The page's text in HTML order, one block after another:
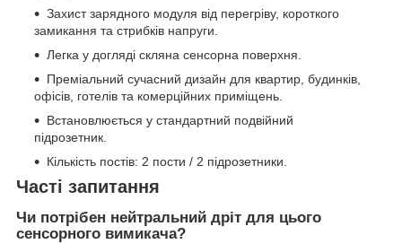
Захист зарядного модуля від перегріву, короткого
замикання та стрибків напруги.
Легка у догляді скляна сенсорна поверхня.
Преміальний сучасний дизайн для квартир, будинків,
офісів, готелів та комерційних приміщень.
Встановлюється у стандартний подвійний
підрозетник.
Кількість постів: 2 пости / 2 підрозетники.
Часті запитання
Чи потрібен нейтральний дріт для цього
сенсорного вимикача?